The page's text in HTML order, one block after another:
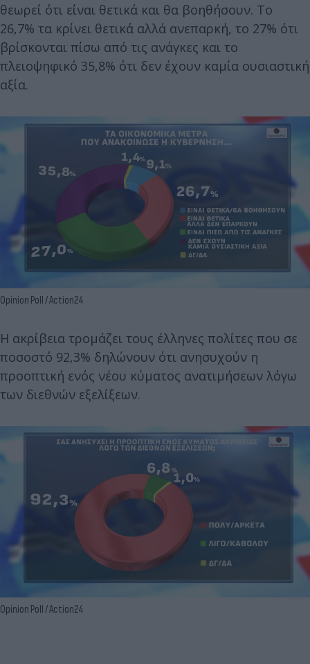
θεωρεί ότι είναι θετικά και θα βοηθήσουν. Το
26,7% τα κρίνει θετικά αλλά ανεπαρκή, το 27% ότι
βρίσκονται πίσω από τις ανάγκες και το
πλειοψηφικό 35,8% ότι δεν έχουν καμία ουσιαστική
αξία.
Opinion Poll / Action24
Η ακρίβεια τρομάζει τους έλληνες πολίτες που σε
ποσοστό 92,3% δηλώνουν ότι ανησυχούν η
προοπτική ενός νέου κύματος ανατιμήσεων λόγω
των διεθνών εξελίξεων.
Opinion Poll / Action24